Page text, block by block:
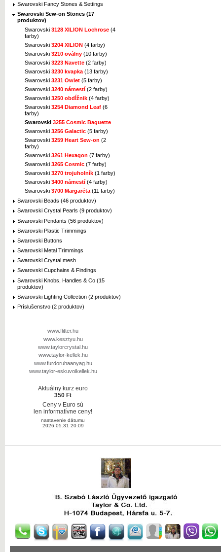
Swarovski Fancy Stones & Settings
Swarovski Sew-on Stones (17
produktov)
Swarovski 3128 XILION Lochrose (4
farby)
Swarovski 3204 XILION (4 farby)
Swarovski 3210 oválny (10 farby)
Swarovski 3223 Navette (2 farby)
Swarovski 3230 kvapka (13 farby)
Swarovski 3231 Owlet (5 farby)
Swarovski 3240 námestí (2 farby)
Swarovski 3250 obdĺžnik (4 farby)
Swarovski 3254 Diamond Leaf (6
farby)
Swarovski 3255 Cosmic Baguette
Swarovski 3256 Galactic (5 farby)
Swarovski 3259 Heart Sew-on (2
farby)
Swarovski 3261 Hexagon (7 farby)
Swarovski 3265 Cosmic (7 farby)
Swarovski 3270 trojuholník (1 farby)
Swarovski 3400 námestí (4 farby)
Swarovski 3700 Margaréta (11 farby)
Swarovski Beads (46 produktov)
Swarovski Crystal Pearls (9 produktov)
Swarovski Pendants (56 produktov)
Swarovski Plastic Trimmings
Swarovski Buttons
Swarovski Metal Trimmings
Swarovski Crystal mesh
Swarovski Cupchains & Findings
Swarovski Knobs, Handles & Co (15
produktov)
Swarovski Lighting Collection (2 produktov)
Príslušenstvo (2 produktov)
www.flitter.hu
www.kesztyu.hu
www.taylorcrystal.hu
www.taylor-kellek.hu
www.furdoruhaanyag.hu
www.taylor-eskuvoikellek.hu
Aktuálny kurz euro
350 Ft
Ceny v Euro sú
len informatívne ceny!
nastavenie dátumu
2026.05.31 20:09